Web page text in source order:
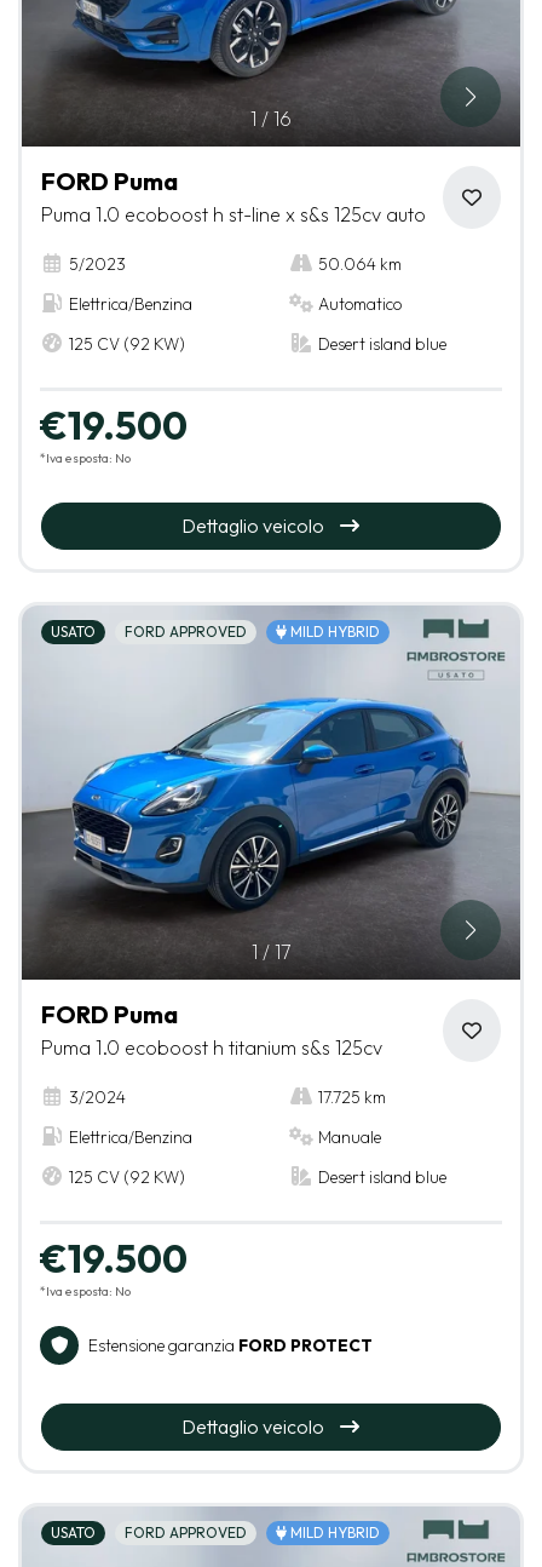
1 / 16
FORD Puma
Puma 1.0 ecoboost h st-line x s&s 125cv auto
5/2023
50.064 km
Elettrica/Benzina
Automatico
125 CV (92 KW)
Desert island blue
€19.500
*Iva esposta: No
Dettaglio veicolo
1 / 17
USATO FORD APPROVED MILD HYBRID
FORD Puma
Puma 1.0 ecoboost h titanium s&s 125cv
3/2024
17.725 km
Elettrica/Benzina
Manuale
125 CV (92 KW)
Desert island blue
€19.500
*Iva esposta: No
Estensione garanzia FORD PROTECT
Dettaglio veicolo
USATO FORD APPROVED MILD HYBRID